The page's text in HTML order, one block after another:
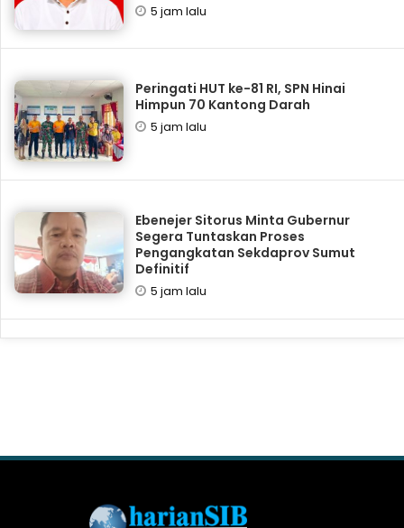
5 jam lalu
Peringati HUT ke-81 RI, SPN Hinai
Himpun 70 Kantong Darah
5 jam lalu
Ebenejer Sitorus Minta Gubernur
Segera Tuntaskan Proses
Pengangkatan Sekdaprov Sumut
Definitif
5 jam lalu